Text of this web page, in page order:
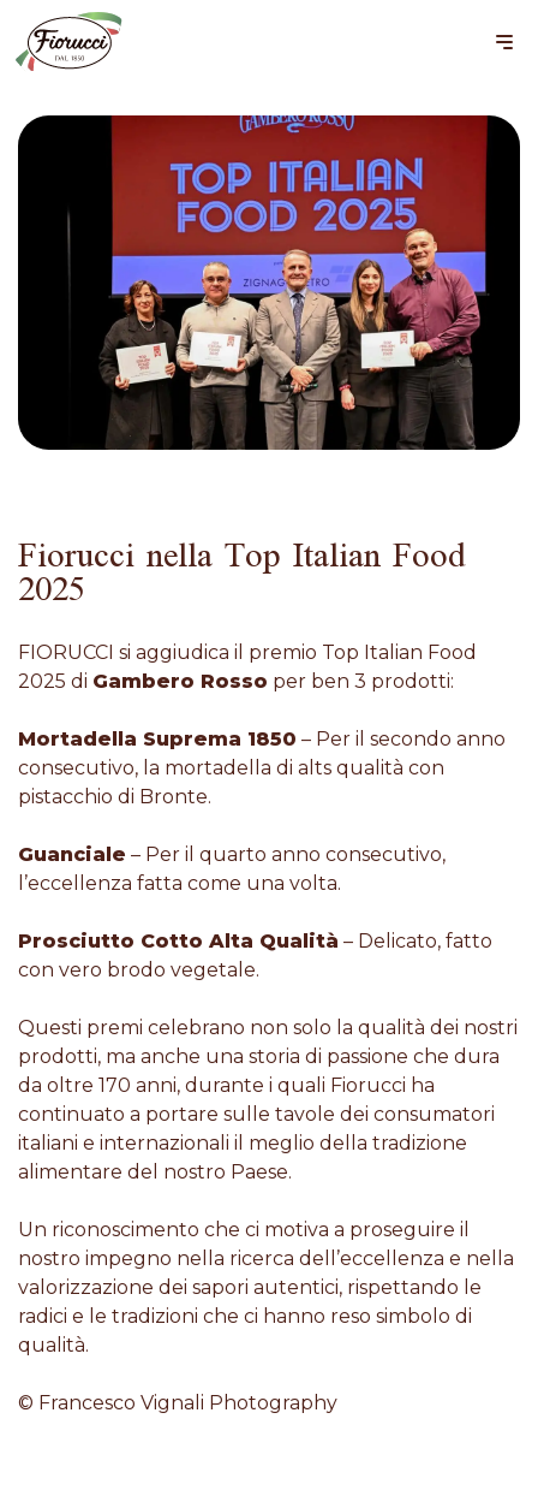
Fiorucci nella Top Italian Food
2025
FIORUCCI si aggiudica il premio Top Italian Food
2025 di Gambero Rosso per ben 3 prodotti:
Mortadella Suprema 1850 – Per il secondo anno
consecutivo, la mortadella di alts qualità con
pistacchio di Bronte.
Guanciale – Per il quarto anno consecutivo,
l’eccellenza fatta come una volta.
Prosciutto Cotto Alta Qualità – Delicato, fatto
con vero brodo vegetale.
Questi premi celebrano non solo la qualità dei nostri
prodotti, ma anche una storia di passione che dura
da oltre 170 anni, durante i quali Fiorucci ha
continuato a portare sulle tavole dei consumatori
italiani e internazionali il meglio della tradizione
alimentare del nostro Paese.
Un riconoscimento che ci motiva a proseguire il
nostro impegno nella ricerca dell’eccellenza e nella
valorizzazione dei sapori autentici, rispettando le
radici e le tradizioni che ci hanno reso simbolo di
qualità.
© Francesco Vignali Photography